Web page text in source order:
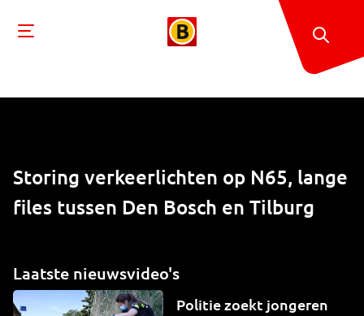
Storing verkeerlichten op N65, lange
files tussen Den Bosch en Tilburg
Laatste nieuwsvideo's
Politie zoekt jongeren